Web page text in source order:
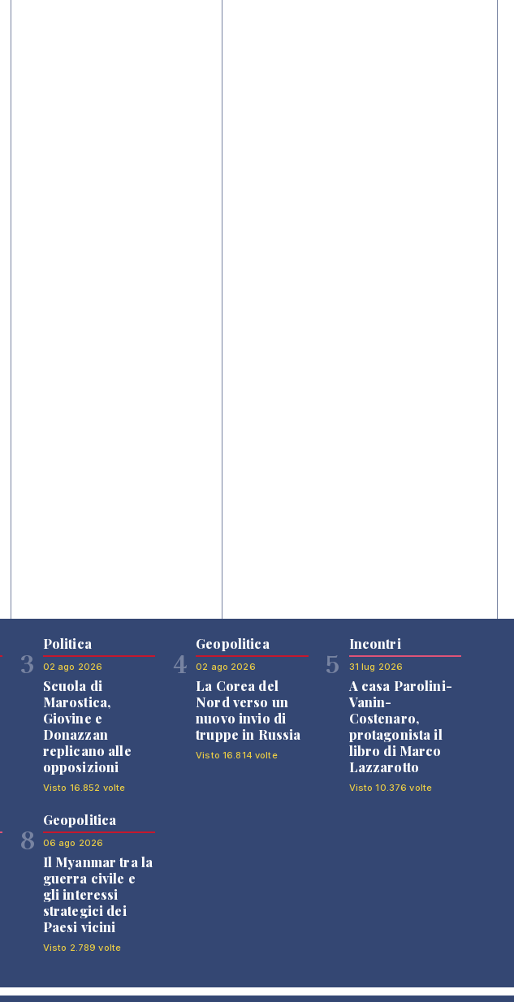
3
Politica
02 ago 2026
Scuola di
Marostica,
Giovine e
Donazzan
replicano alle
opposizioni
Visto 16.852 volte
4
Geopolitica
02 ago 2026
La Corea del
Nord verso un
nuovo invio di
truppe in Russia
Visto 16.814 volte
5
Incontri
31 lug 2026
A casa Parolini-
Vanin-
Costenaro,
protagonista il
libro di Marco
Lazzarotto
Visto 10.376 volte
8
Geopolitica
06 ago 2026
Il Myanmar tra la
guerra civile e
gli interessi
strategici dei
Paesi vicini
Visto 2.789 volte